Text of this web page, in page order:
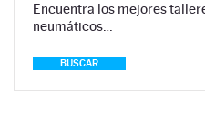
Encuentra los mejores
neumáticos…
BUSCAR